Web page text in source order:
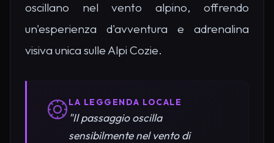
oscillano nel vento alpino, offrendo
un'esperienza d'avventura e adrenalina
visiva unica sulle Alpi Cozie.
LA LEGGENDA LOCALE
"Il passaggio oscilla
sensibilmente nel vento di